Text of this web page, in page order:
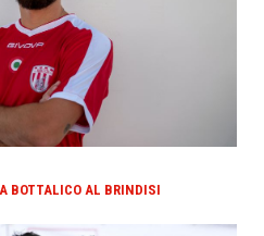
BOTTALICO AL BRINDISI